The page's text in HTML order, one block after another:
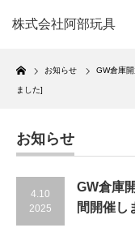
株式会社阿部玩具
Home
お知らせ GW倉庫
ました]
お知らせ
4.10
2025
GW倉庫
間開催し